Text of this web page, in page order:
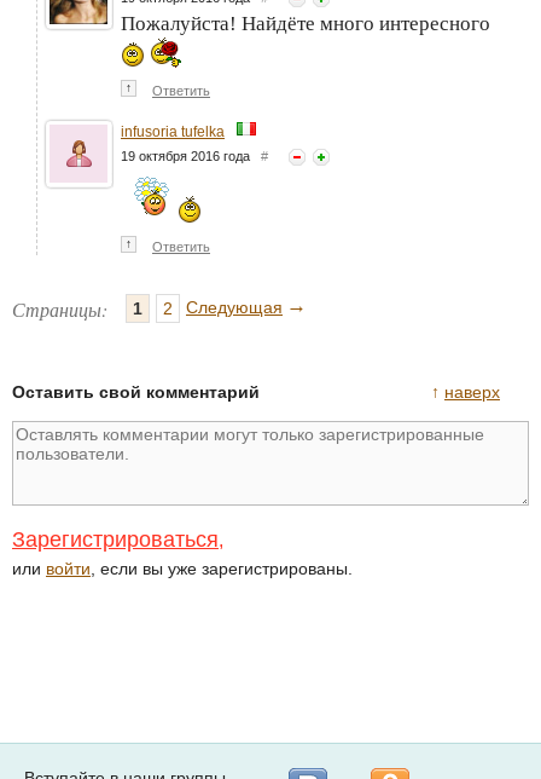
Пожалуйста! Найдёте много интересного
↑ Ответить
infusoria tufelka
19 октября 2016 года #
↑ Ответить
Страницы: 1 2 Следующая →
↑ наверх
Оставить свой комментарий
Зарегистрироваться,
или войти , если вы уже зарегистрированы.